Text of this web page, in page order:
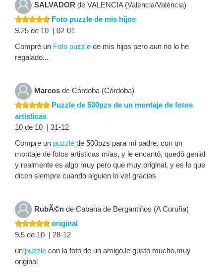
SALVADOR de VALENCIA (Valencia/València)
Foto puzzle de mis hijos
9.25 de 10 | 02-01
Compré un Foto puzzle de mis hijos pero aun no lo he
regalado...
Marcos de Córdoba (Córdoba)
Puzzle de 500pzs de un montaje de fotos
artisticas
10 de 10 | 31-12
Compre un puzzle de 500pzs para mi padre, con un
montaje de fotos artisticas mias, y le encantó, quedó genial
y realmente es algo muy pero que muy original, y es lo que
dicen siempre cuando alguien lo ve! gracias
RubÃ©n de Cabana de Bergantiños (A Coruña)
original
9.5 de 10 | 28-12
un puzzle con la foto de un amigo,le gusto mucho,muy
original